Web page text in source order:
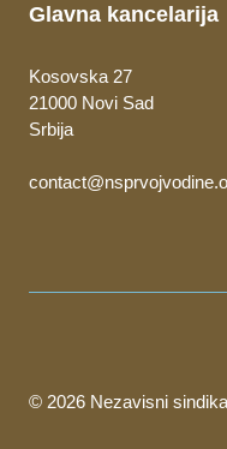
Glavna kancelarija
Kosovska 27
21000 Novi Sad
Srbija
© 2026 Nezavisni